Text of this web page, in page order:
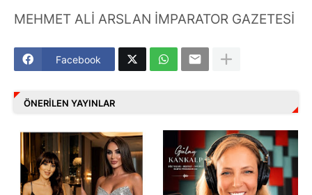
MEHMET ALİ ARSLAN İMPARATOR GAZETESİ
Facebook
ÖNERILEN YAYINLAR